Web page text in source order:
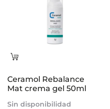
Leer
Ceramol Rebalance
Mat crema gel 50ml
Sin disponibilidad